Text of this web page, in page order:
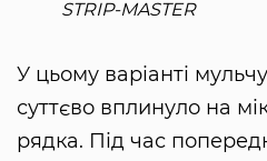
STRIP-MASTER
У цьому варіанті
суттєво вплинуло на
рядка. Під час